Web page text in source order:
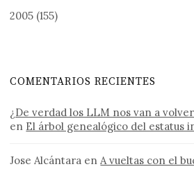
2005 (155)
COMENTARIOS RECIENTES
¿De verdad los LLM nos van a
en El árbol genealógico del estatus
Jose Alcántara enA vueltas con el